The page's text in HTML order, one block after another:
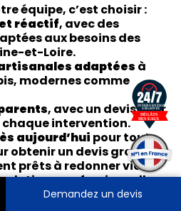
Demandez un devis
équipe, c’est choisir :
réactif, avec des
aux besoins des
et-Loire.
adaptées à
modernes comme
, avec un devis clair
intervention.
aujourd’hui pour toute
obtenir un devis gratuit.
prêts à redonner vie à
professionnelles